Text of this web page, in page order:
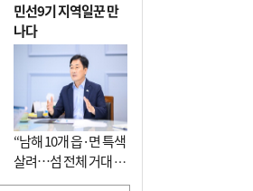
민선9기 지역일꾼 만
나다
“남해 10개 읍·면 특색
살려…섬 전체 거대 정
원으로 조성”